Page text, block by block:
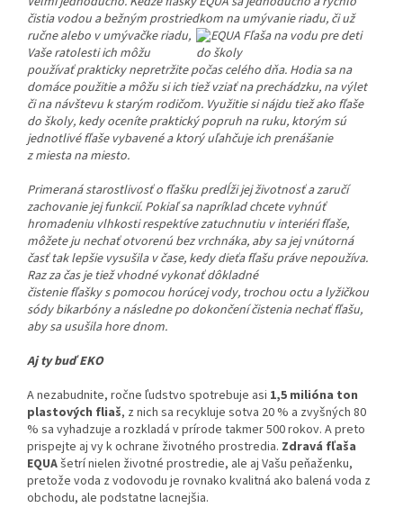
čistia vodou a bežným prostriedkom na umývanie riadu, či už
ručne alebo v umývačke riadu,
Vaše ratolesti ich môžu
používať prakticky nepretržite počas celého dňa. Hodia sa na
domáce použitie a môžu si ich tiež vziať na prechádzku, na výlet
či na návštevu k starým rodičom. Využitie si nájdu tiež ako fľaše
do školy, kedy oceníte praktický popruh na ruku, ktorým sú
jednotlivé fľaše vybavené a ktorý uľahčuje ich prenášanie
z miesta na miesto.
Primeraná starostlivosť o fľašku predĺži jej životnosť a zaručí
zachovanie jej funkcií. Pokiaľ sa napríklad chcete vyhnúť
hromadeniu vlhkosti respektíve zatuchnutiu v interiéri fľaše,
môžete ju nechať otvorenú bez vrchnáka, aby sa jej vnútorná
časť tak lepšie vysušila v čase, kedy dieťa fľašu práve nepoužíva.
Raz za čas je tiež vhodné vykonať dôkladné
čistenie fľašky s pomocou horúcej vody, trochou octu a lyžičkou
sódy bikarbóny a následne po dokončení čistenia nechať fľašu,
aby sa usušila hore dnom.
Aj ty buď EKO
A nezabudnite, ročne ľudstvo spotrebuje asi 1,5 milióna ton
plastových fliaš, z nich sa recykluje sotva 20 % a zvyšných 80
% sa vyhadzuje a rozkladá v prírode takmer 500 rokov. A preto
prispejte aj vy k ochrane životného prostredia. Zdravá fľaša
EQUAšetrí nielen životné prostredie, ale aj Vašu peňaženku,
pretože voda z vodovodu je rovnako kvalitná ako balená voda z
obchodu, ale podstatne lacnejšia.